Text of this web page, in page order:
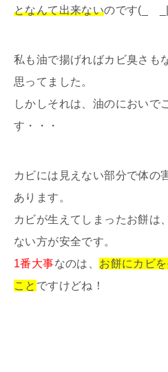
となんて出来ないのです(_
私も油で揚げればカビ臭さも
思ってました。
しかしそれは、油のにおいで
す・・・
カビには見えない部分で体の
あります。
カビが生えてしまったお餅は
ない方が安全です。
1番大事なのは、 お餅にカビ
こと ですけどね！